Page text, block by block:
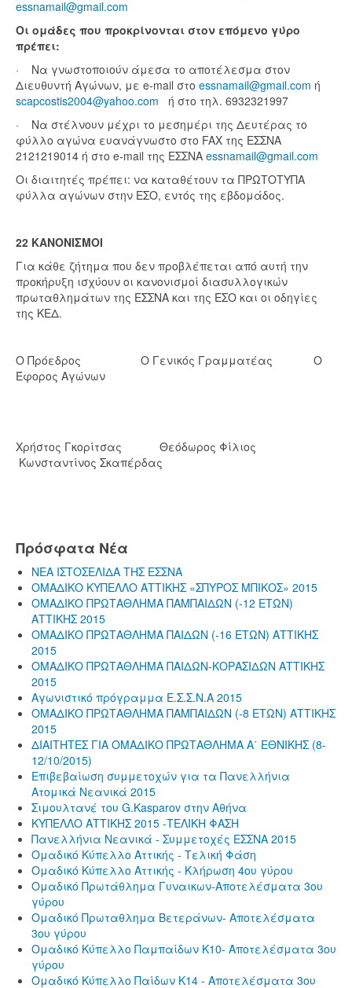
essnamail@gmail.com
Οι ομάδες που προκρίνονται στον επόμενο γύρο
πρέπει:
· Να γνωστοποιούν άμεσα το αποτέλεσμα στον
Διευθυντή Αγώνων, με e-mail στο essnamail@gmail.com ή
scapcostis2004@yahoo.com ή στο τηλ. 6932321997
· Να στέλνουν μέχρι το μεσημέρι της Δευτέρας το
φύλλο αγώνα ευανάγνωστο στο FAX της ΕΣΣΝΑ
2121219014 ή στο e-mail της ΕΣΣΝΑ essnamail@gmail.com
Οι διαιτητές πρέπει: να καταθέτουν τα ΠΡΩΤΟΤΥΠΑ
φύλλα αγώνων στην ΕΣΟ, εντός της εβδομάδος.
22 ΚΑΝΟΝΙΣΜΟΙ
Για κάθε ζήτημα που δεν προβλέπεται από αυτή την
προκήρυξη ισχύουν οι κανονισμοί διασυλλογικών
πρωταθλημάτων της ΕΣΣΝΑ και της ΕΣΟ και οι οδηγίες
της ΚΕΔ.
Ο Πρόεδρος Ο Γενικός Γραμματέας Ο
Έφορος Αγώνων
Χρήστος Γκορίτσας Θεόδωρος Φίλιος
Κωνσταντίνος Σκαπέρδας
Πρόσφατα Νέα
ΝΕΑ ΙΣΤΟΣΕΛΙΔΑ ΤΗΣ ΕΣΣΝΑ
ΟΜΑΔΙΚΟ ΚΥΠΕΛΛΟ ΑΤΤΙΚΗΣ «ΣΠΥΡΟΣ ΜΠΙΚΟΣ» 2015
ΟΜΑΔΙΚΟ ΠΡΩΤΑΘΛΗΜΑ ΠΑΜΠΑΙΔΩΝ (-12 ΕΤΩΝ)
ΑΤΤΙΚΗΣ 2015
ΟΜΑΔΙΚΟ ΠΡΩΤΑΘΛΗΜΑ ΠΑΙΔΩΝ (-16 ΕΤΩΝ) ΑΤΤΙΚΗΣ
2015
ΟΜΑΔΙΚΟ ΠΡΩΤΑΘΛΗΜΑ ΠΑΙΔΩΝ-ΚΟΡΑΣΙΔΩΝ ΑΤΤΙΚΗΣ
2015
Αγωνιστικό πρόγραμμα Ε.Σ.Σ.Ν.Α 2015
ΟΜΑΔΙΚΟ ΠΡΩΤΑΘΛΗΜΑ ΠΑΜΠΑΙΔΩΝ (-8 ΕΤΩΝ) ΑΤΤΙΚΗΣ
2015
ΔΙΑΙΤΗΤΕΣ ΓΙΑ ΟΜΑΔΙΚΟ ΠΡΩΤΑΘΛΗΜΑ Α΄ ΕΘΝΙΚΗΣ (8-
12/10/2015)
Επιβεβαίωση συμμετοχών για τα Πανελλήνια
Ατομικά Νεανικά 2015
Σιμουλτανέ του G.Kasparov στην Αθήνα
ΚΥΠΕΛΛΟ ΑΤΤΙΚΗΣ 2015 -ΤΕΛΙΚΗ ΦΑΣΗ
Πανελλήνια Νεανικά - Συμμετοχές ΕΣΣΝΑ 2015
Ομαδικό Κύπελλο Αττικής - Τελική Φάση
Ομαδικό Κύπελλο Αττικής - Κλήρωση 4ου γύρου
Ομαδικό Πρωτάθλημα Γυναικων-Αποτελέσματα 3ου
γύρου
Ομαδικό Πρωταθλημα Βετεράνων- Αποτελέσματα
3ου γύρου
Ομαδικό Κύπελλο Παμπαίδων Κ10- Αποτελέσματα 3ου
γύρου
Ομαδικό Κύπελλο Παίδων Κ14 - Αποτελέσματα 3ου